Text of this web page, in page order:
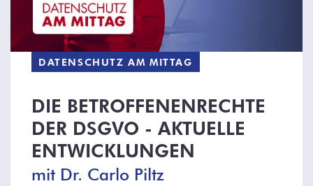
DIE BETROFFENENRECHTE
DER DSGVO - AKTUELLE
ENTWICKLUNGEN
mit Dr. Carlo Piltz
DATENSCHUTZ AM MITTAG